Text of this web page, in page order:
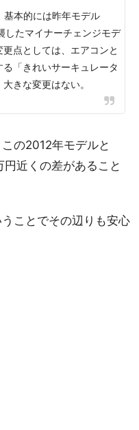
本的には昨年モデル
したマイナーチェンジモデ
点としては、エアコンと
「きれいサーキュレータ
きな変更はない。
の2012年モデルと
近くの差があること
ことでその辺りも安心